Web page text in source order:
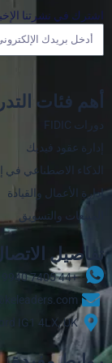
اشترك في نشرتنا
أهم فئات
دورات FIDIC
إدارة عقود فيديك
الذكاء الاصطناعي في
إدارة الأعمال والقيادة
المبيعات والتسويق
تفاصيل الاتصال
+44 7405 619940‬
IG1 4LX, UK